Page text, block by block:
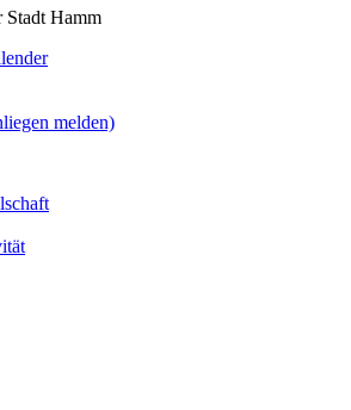
Stadt Hamm
melden)